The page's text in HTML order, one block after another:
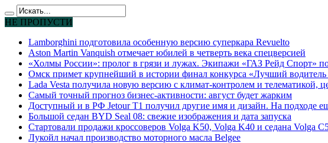
НЕ ПРОПУСТИ
Lamborghini подготовила особенную версию суперкара Revuelto
Aston Martin Vanquish отмечает юбилей в четверть века спецверсией
«Холмы России»: пролог в грязи и лужах. Экипажи «ГАЗ Рейд Спорт»
Омск примет крупнейший в истории финал конкурса «Лучший водитель
Lada Vesta получила новую версию с климат-контролем и телематикой,
Самый точный прогноз бизнес-активности: август будет жарким
Доступный и в РФ Jetour T1 получил другие имя и дизайн. На подходе
Большой седан BYD Seal 08: свежие изображения и дата запуска
Стартовали продажи кроссоверов Volga K50, Volga K40 и седана Volga
Лукойл начал производство моторного масла Belgee